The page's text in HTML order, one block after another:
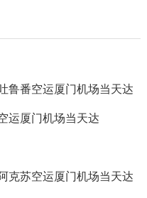
鲁番空运厦门机场当天达
运厦门机场当天达
克苏空运厦门机场当天达